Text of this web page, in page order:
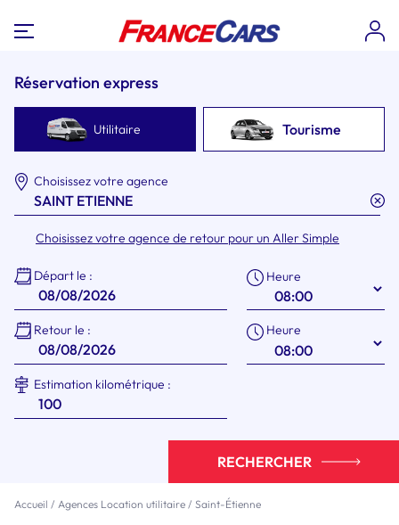
Réservation express
Utilitaire Tourisme
Choisissez votre agence
Choisissez votre agence de retour pour un Aller Simple
Départ le : Heure
Retour le : Heure
Estimation kilométrique :
RECHERCHER
Accueil / Agences Location utilitaire / Saint-Étienne